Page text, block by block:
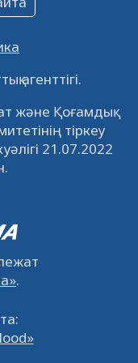
22
14953 0
агенттігі.
және Қоғамдық
тіркеу
21.07.2022
.